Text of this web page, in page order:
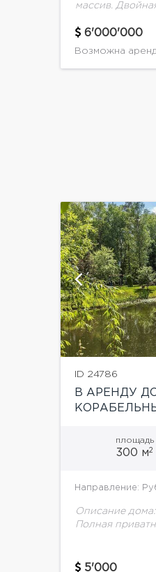
массив.
дом 850м2 и
великолепном
6'000'000
Возможна
ID 24786
В АРЕНДУ
площадь
300 м2
Направление:
Описание
Полная
слышны. На
5'000